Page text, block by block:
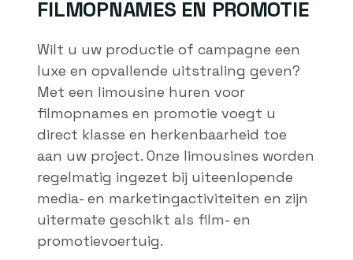
FILMOPNAMES EN PROMOTIE
Wilt u uw productie of campagne een
luxe en opvallende uitstraling geven?
Met een limousine huren voor
filmopnames en promotie voegt u
direct klasse en herkenbaarheid toe
aan uw project. Onze limousines worden
regelmatig ingezet bij uiteenlopende
media- en marketingactiviteiten en zijn
uitermate geschikt als film- en
promotievoertuig.